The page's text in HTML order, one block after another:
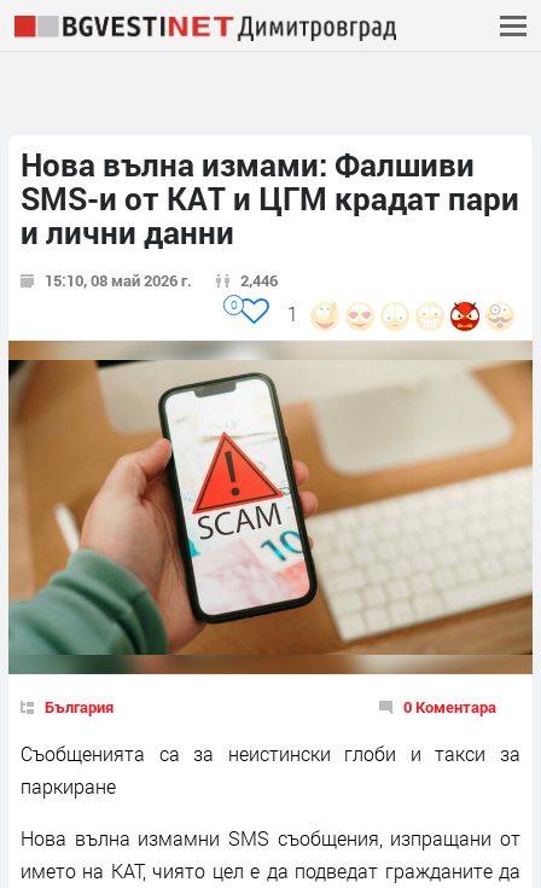
Нова вълна измами: Фалшиви
SMS-и от КАТ и ЦГМ крадат пари
и лични данни
15:10, 08 май 2026 г. 2,446
1
0
България 0 Коментара
Съобщенията са за неистински глоби и такси за
паркиране
Нова вълна измамни SMS съобщения, изпращани от
името на КАТ, чиято цел е да подведат гражданите да